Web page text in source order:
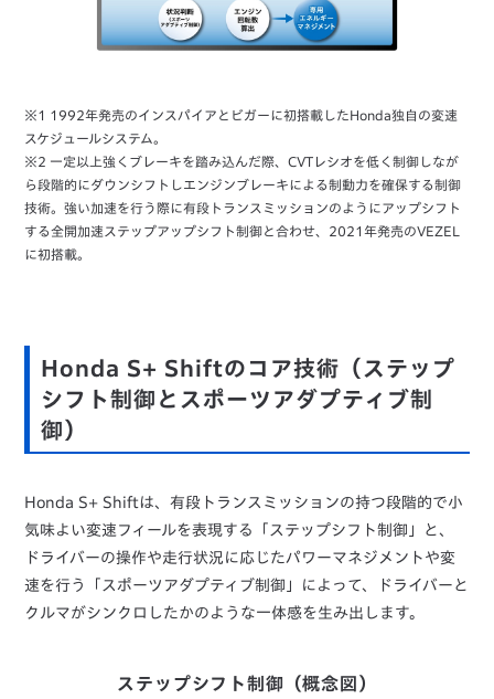
※1 1992年発売のインスパイアとビガーに初搭載したHonda独自の変速
スケジュールシステム。
※2 一定以上強くブレーキを踏み込んだ際、CVTレシオを低く制御しなが
ら段階的にダウンシフトしエンジンブレーキによる制動力を確保する制御
技術。強い加速を行う際に有段トランスミッションのようにアップシフト
する全開加速ステップアップシフト制御と合わせ、2021年発売のVEZEL
に初搭載。
Honda S+ Shiftのコア技術（ステップ
シフト制御とスポーツアダプティブ制
御）
Honda S+ Shiftは、有段トランスミッションの持つ段階的で小
気味よい変速フィールを表現する「ステップシフト制御」と、
ドライバーの操作や走行状況に応じたパワーマネジメントや変
速を行う「スポーツアダプティブ制御」によって、ドライバーと
クルマがシンクロしたかのような一体感を生み出します。
ステップシフト制御（概念図）